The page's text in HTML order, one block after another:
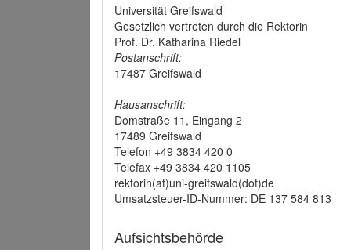
Universität Greifswald
Gesetzlich vertreten durch die Rektorin
Prof. Dr. Katharina Riedel
Postanschrift:
17487 Greifswald
Hausanschrift:
Domstraße 11, Eingang 2
17489 Greifswald
Telefon +49 3834 420 0
Telefax +49 3834 420 1105
rektorin(at)uni-greifswald(dot)de
Umsatzsteuer-ID-Nummer: DE 137 584 813
Aufsichtsbehörde